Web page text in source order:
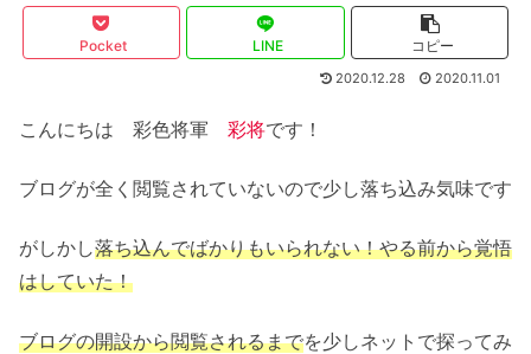
Pocket LINE コピー
2020.12.28 2020.11.01
こんにちは 彩色将軍 彩将です！
ブログが全く閲覧されていないので少し落ち込み気味です
がしかし落ち込んでばかりもいられない！やる前から覚悟
はしていた！
ブログの開設から閲覧されるまでを少しネットで探ってみ